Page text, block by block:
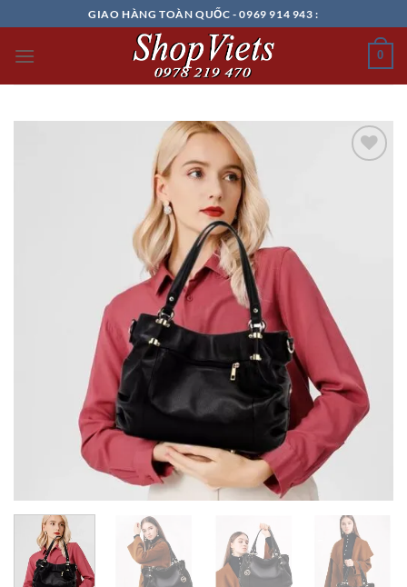
đến
nội
GIAO HÀNG TOÀN QUỐC - 0969 914 943 :
0